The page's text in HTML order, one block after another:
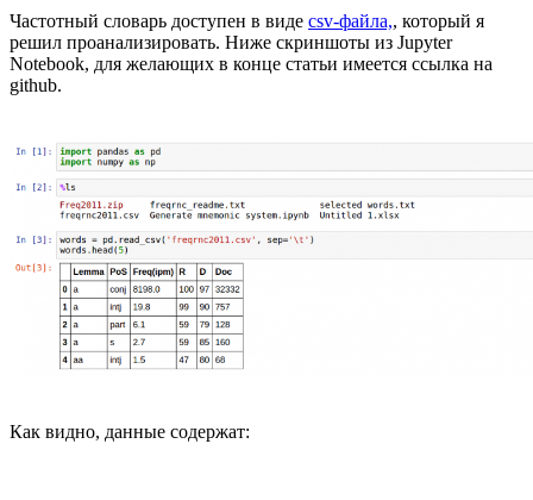
Частотный словарь доступен в виде csv-файла,, который я
решил проанализировать. Ниже скриншоты из Jupyter
Notebook, для желающих в конце статьи имеется ссылка на
github.
Как видно, данные содержат: